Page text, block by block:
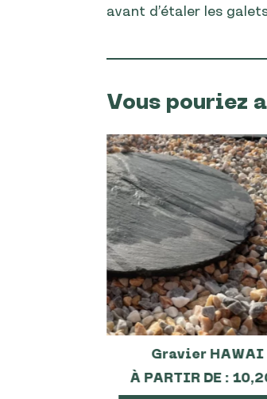
avant d’étaler les
Vous pouriez
Gravier HAWAI
À PARTIR DE :